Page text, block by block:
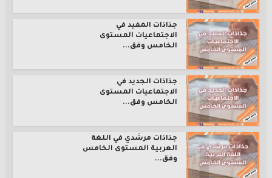
جذاذات المفيد في
الاجتماعيات المستوى
الخامس وفق...
جذاذات الجديد في
الاجتماعيات المستوى
الخامس وفق...
جذاذات مرشدي في اللغة
العربية المستوى الخامس
وفق...